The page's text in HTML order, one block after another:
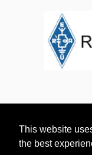
This website
the best
© 2026